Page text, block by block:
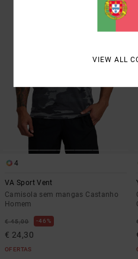
4
VA Sport Vent
Camisola sem mangas Castanho
Homem
€ 45,00 46%
€ 24,30
OFERTAS
VIEW ALL